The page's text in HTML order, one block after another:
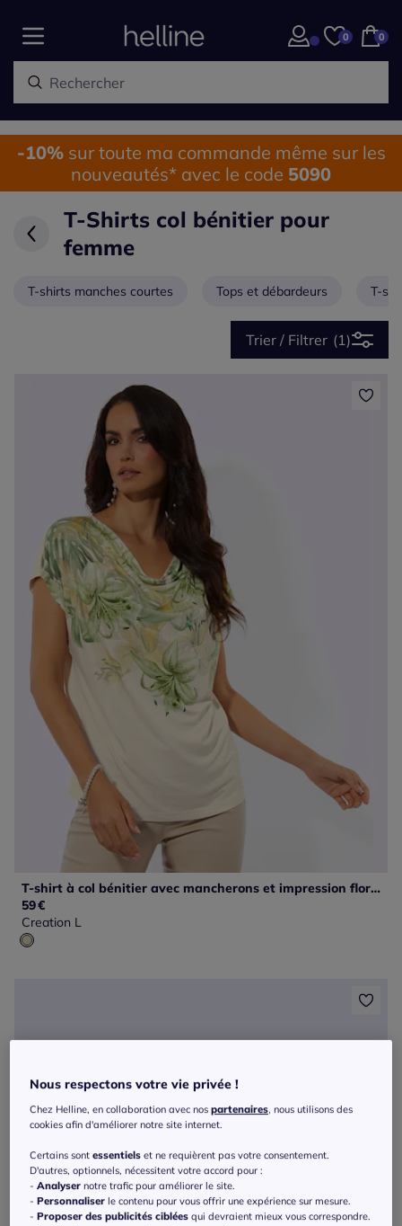
0 0
-10%sur toute ma commande même sur les
nouveautés* avec le code 5090
T-Shirts col bénitier pour
femme
T-shirts manches courtes Tops et débardeurs T-
Trier / Filtrer (1)
T-shirt à col bénitier avec mancherons et impression florale
59€
Creation L
Nous respectons votre vie privée !
Chez Helline, en collaboration avec nospartenaires, nous utilisons des
cookies afin d'améliorer notre site internet.
Certains sontessentiels et ne requièrent pas votre consentement.
D'autres, optionnels, nécessitent votre accord pour :
-Analyser notre trafic pour améliorer le site.
-Personnaliser le contenu pour vous offrir une expérience sur mesure.
-Proposer des publicités ciblées qui devraient mieux vous correspondre.